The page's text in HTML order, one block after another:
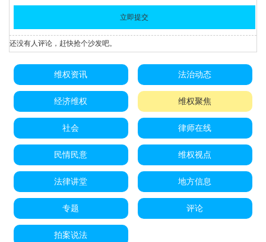
还没有人评论，赶快抢个沙发吧。
维权资讯 法治动态
经济维权 维权聚焦
社会 律师在线
民情民意 维权视点
法律讲堂 地方信息
专题 评论
拍案说法